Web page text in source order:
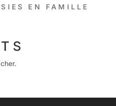
EN FAMILLE